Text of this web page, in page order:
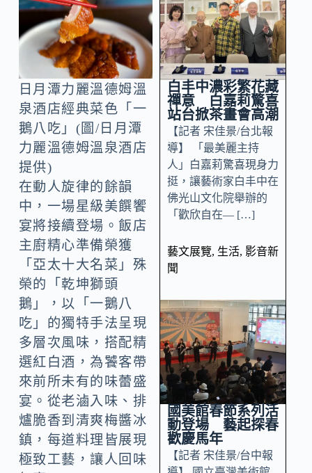
日月潭力麗溫德姆溫
泉酒店經典菜色「一
鵝八吃」(圖/日月潭
力麗溫德姆溫泉酒店
提供)
在動人旋律的餘韻
中，一場星級美饌饗
宴將接續登場。飯店
主廚精心準備榮獲
「亞太十大名菜」殊
榮的「乾坤獅頭
鵝」，以「一鵝八
吃」的獨特手法呈現
多層次風味，搭配精
選紅白酒，為饕客帶
來前所未有的味蕾盛
宴。從老滷入味、排
爐脆香到清爽梅醬冰
鎮，每道料理皆展現
極致工藝，讓人回味
白丰中濃彩繁花藏
禪意 白嘉莉驚喜
站台掀茶畫會高潮
【記者 宋佳景/台北報
導】 「最美麗主持
人」白嘉莉驚喜現身力
挺，讓藝術家白丰中在
佛光山文化院舉辦的
「歡欣自在— […]
藝文展覽, 生活, 影音新
聞
國美館春節系列活
動登場 藝起探春
歡慶馬年
【記者 宋佳景/台中報